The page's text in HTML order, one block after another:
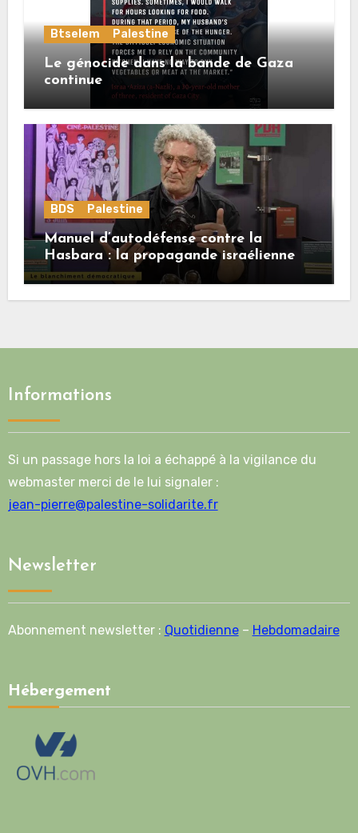
Btselem Palestine
Le génocide dans la bande de Gaza
continue
BDS Palestine
Manuel d’autodéfense contre la
Hasbara : la propagande israélienne
Informations
Si un passage hors la loi a échappé à la vigilance du
webmaster merci de le lui signaler :
jean-pierre@palestine-solidarite.fr
Newsletter
Abonnement newsletter : Quotidienne– Hebdomadaire
Hébergement